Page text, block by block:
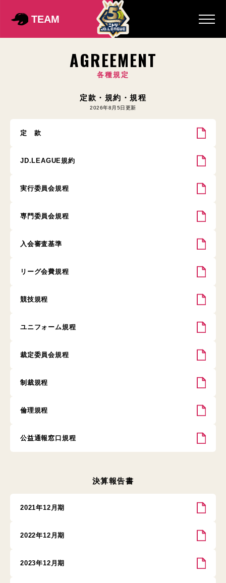
TEAM
AGREEMENT
各種規定
定款・規約・規程
2026年8月5日更新
定 款
JD.LEAGUE規約
実行委員会規程
専門委員会規程
入会審査基準
リーグ会費規程
競技規程
ユニフォーム規程
裁定委員会規程
制裁規程
倫理規程
公益通報窓口規程
決算報告書
2021年12月期
2022年12月期
2023年12月期